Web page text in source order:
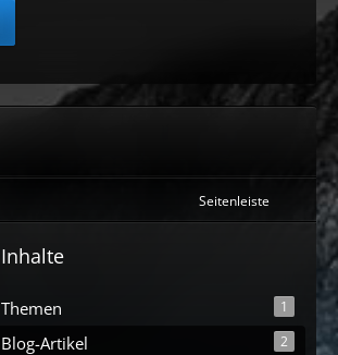
Seitenleiste
Inhalte
Themen 1
Blog-Artikel 2